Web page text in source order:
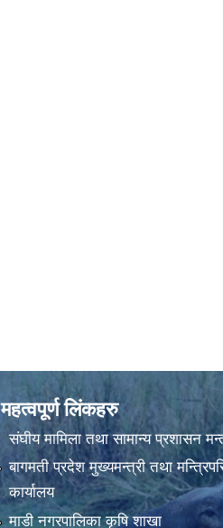
महत्वपूर्ण लिंकहरु
संघीय मामिला तथा सामान्य प्रशासन
बागमती प्रदेश मुख्यमन्त्री तथा
कार्यालय
माडी नगरपालिका कृषि शाखा